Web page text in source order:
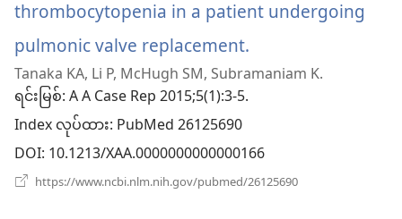
ပါ
တယ်)
thrombocytopenia in a patient undergoing
pulmonic valve replacement.
အသစ်
င့်
နေ
Tanaka KA, Li P, McHugh SM, Subramaniam K.
ရင်းမြစ်‎: A A Case Rep 2015;5(1):3-5.
Index လုပ်ထား‎: PubMed 26125690
DOI‎: 10.1213/XAA.0000000000000166
https://www.ncbi.nlm.nih.gov/pubmed/26125690